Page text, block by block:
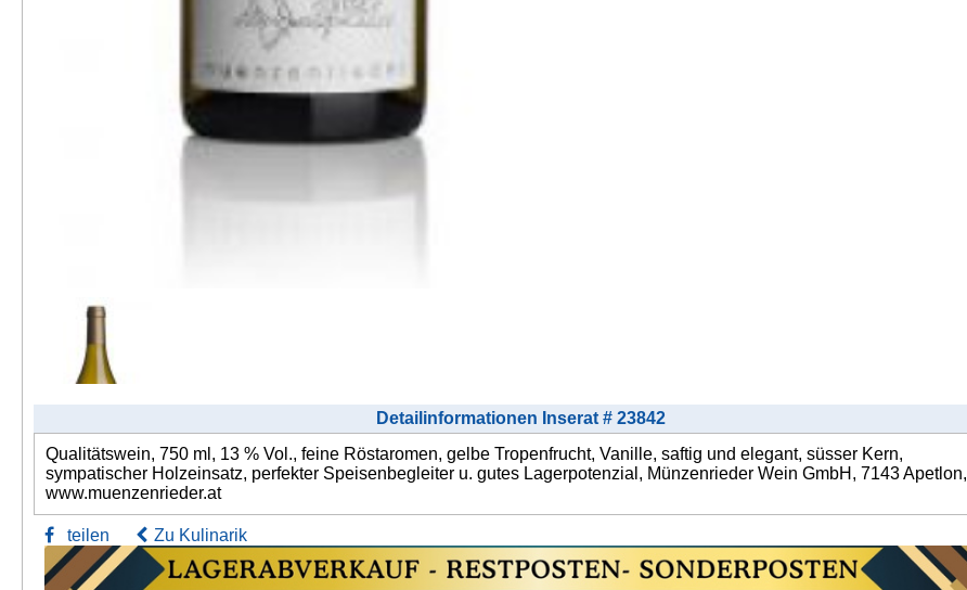
Detailinformationen Inserat # 23842
Qualitätswein, 750 ml, 13 % Vol., feine Röstaromen, gelbe Tropenfrucht, Vanille, saftig und elegant, süsser Kern,
sympatischer Holzeinsatz, perfekter Speisenbegleiter u. gutes Lagerpotenzial, Münzenrieder Wein GmbH, 7143 Apetlon,
www.muenzenrieder.at
teilen Zu Kulinarik